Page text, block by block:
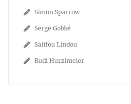
Simon Sparrow
Serge Gobbé
Salifou Lindou
Rudi Hurzlmeier